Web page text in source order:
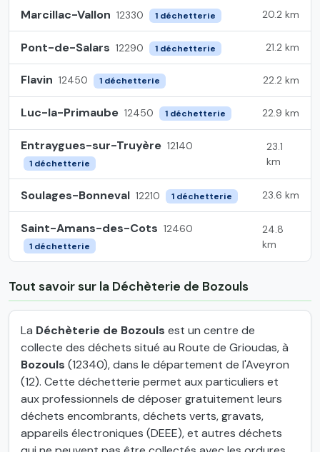
Marcillac-Vallon 12330 1 déchetterie 20.2 km
Pont-de-Salars 12290 1 déchetterie 21.2 km
Flavin 12450 1 déchetterie 22.2 km
Luc-la-Primaube 12450 1 déchetterie 22.9 km
Entraygues-sur-Truyère 12140
1 déchetterie
23.1
km
Soulages-Bonneval 12210 1 déchetterie 23.6 km
Saint-Amans-des-Cots 12460
1 déchetterie
24.8
km
Tout savoir sur la Déchèterie de Bozouls
La Déchèterie de Bozouls est un centre de
collecte des déchets situé au Route de Grioudas, à
Bozouls (12340), dans le département de l'Aveyron
(12). Cette déchetterie permet aux particuliers et
aux professionnels de déposer gratuitement leurs
déchets encombrants, déchets verts, gravats,
appareils électroniques (DEEE), et autres déchets